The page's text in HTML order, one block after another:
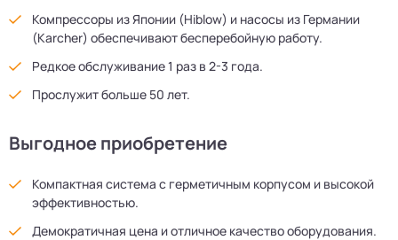
Компрессоры из Японии (Hiblow) и насосы из Германии
(Karcher) обеспечивают бесперебойную работу.
Редкое обслуживание 1 раз в 2-3 года.
Прослужит больше 50 лет.
Выгодное приобретение
Компактная система с герметичным корпусом и высокой
эффективностью.
Демократичная цена и отличное качество оборудования.